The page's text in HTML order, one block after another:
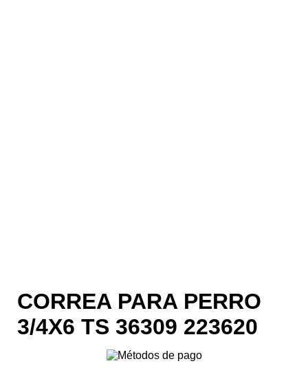
CORREA PARA PERRO
3/4X6 TS 36309 223620